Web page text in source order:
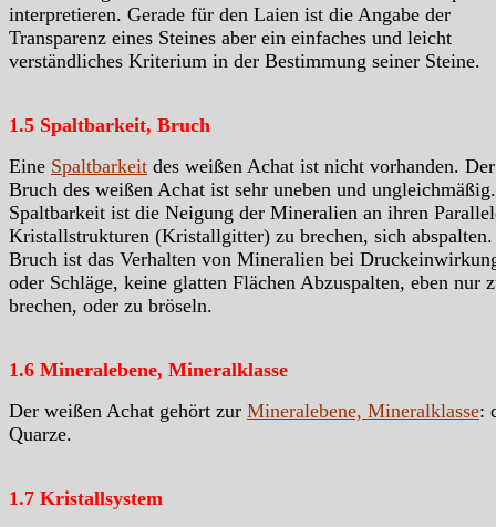
interpretieren. Gerade für den Laien ist die Angabe der
Transparenz eines Steines aber ein einfaches und leicht
verständliches Kriterium in der Bestimmung seiner Steine.
1.5 Spaltbarkeit, Bruch
Eine Spaltbarkeit des weißen Achat ist nicht vorhanden. Der
Bruch des weißen Achat ist sehr uneben und ungleichmäßig.
Spaltbarkeit ist die Neigung der Mineralien an ihren
Kristallstrukturen (Kristallgitter) zu brechen, sich abspalten.
Bruch ist das Verhalten von Mineralien bei
oder Schläge, keine glatten Flächen Abzuspalten, eben nur
brechen, oder zu bröseln.
1.6 Mineralebene, Mineralklasse
Der weißen Achat gehört zur Mineralebene, Mineralklasse:
Quarze.
1.7 Kristallsystem